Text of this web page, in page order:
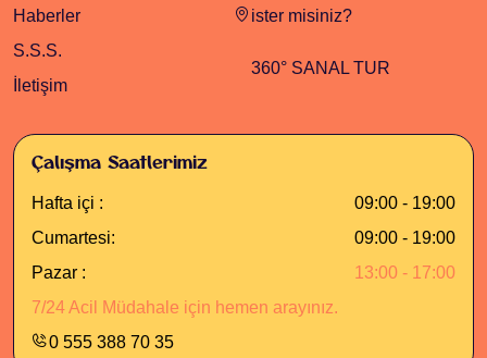
Haberler
S.S.S.
İletişim
ister misiniz?
360° SANAL TUR
Çalışma Saatlerimiz
Hafta içi :
09:00 - 19:00
Cumartesi:
09:00 - 19:00
Pazar :
13:00 - 17:00
7/24 Acil Müdahale için hemen arayınız.
0 555 388 70 35